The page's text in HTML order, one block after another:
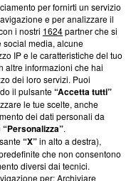
su Blasting
come ci impegniamo a
la nostra aderenza a
News non è
richiesto di farne
una verifica di
per fornirti un servizio
e per analizzare il
i nostri 1624partner che si
media, alcune
IP e le caratteristiche del tuo
altre informazioni che hai
dei loro servizi. Puoi
il pulsante“Accetta tutti”
le tue scelte, anche
dei dati personali da
“Personalizza”.
“X”in alto a destra),
che non consentono
diversi dai tecnici.
per: Archiviare